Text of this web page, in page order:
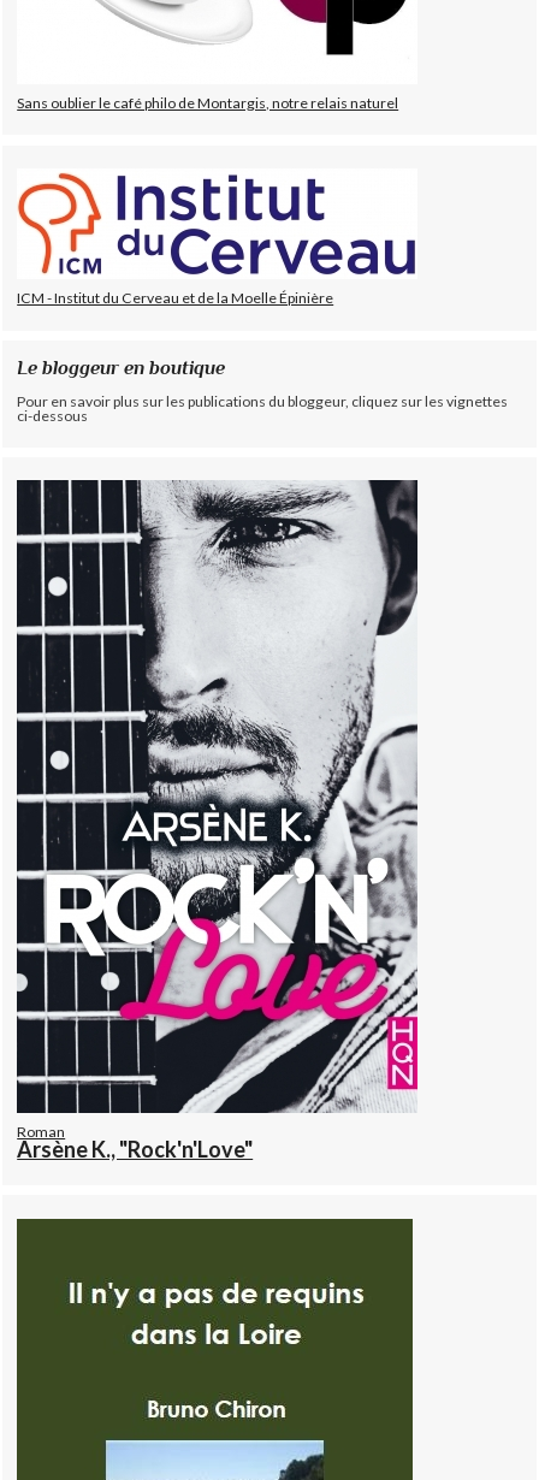
Sans oublier le café philo de Montargis, notre relais naturel
ICM - Institut du Cerveau et de la Moelle Épinière
Le bloggeur en boutique
Pour en savoir plus sur les publications du bloggeur, cliquez sur les vignettes
ci-dessous
Roman
Arsène K., "Rock'n'Love"